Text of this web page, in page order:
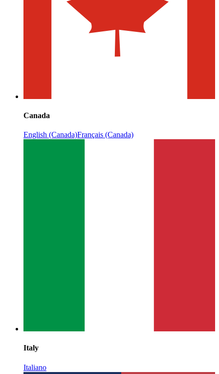
Canada
English (Canada)Français (Canada)
Italy
Italiano